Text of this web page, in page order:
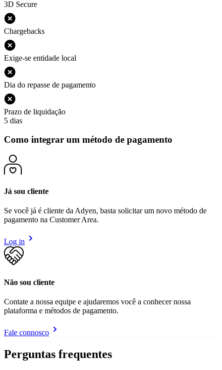
3D Secure
Chargebacks
Exige-se entidade local
Dia do repasse de pagamento
Prazo de liquidação
5 dias
Como integrar um método de pagamento
Já sou cliente
Se você já é cliente da Adyen, basta solicitar um novo método de
pagamento na Customer Area.
Log in
Não sou cliente
Contate a nossa equipe e ajudaremos você a conhecer nossa
plataforma e métodos de pagamento.
Fale connosco
Perguntas frequentes